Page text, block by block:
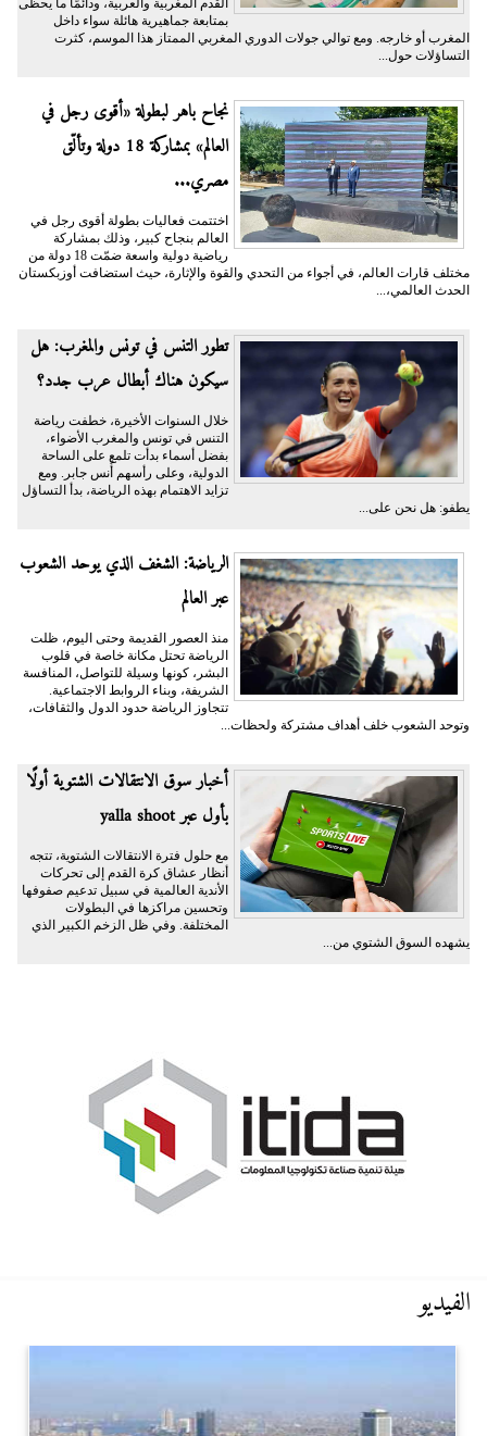
القدم المغربية والعربية، ودائمًا ما يحظى
بمتابعة جماهيرية هائلة سواء داخل
المغرب أو خارجه. ومع توالي جولات الدوري المغربي الممتاز هذا الموسم، كثرت
التساؤلات حول...
نجاح باهر لبطولة «أقوى رجل في
العالم» بمشاركة 18 دولة وتألّق
مصري...
اختتمت فعاليات بطولة أقوى رجل في
العالم بنجاح كبير، وذلك بمشاركة
رياضية دولية واسعة ضمّت 18 دولة من
مختلف قارات العالم، في أجواء من التحدي والقوة والإثارة، حيث استضافت أوزبكستان
الحدث العالمي،...
تطور التنس في تونس والمغرب: هل
سيكون هناك أبطال عرب جدد؟
خلال السنوات الأخيرة، خطفت رياضة
التنس في تونس والمغرب الأضواء،
بفضل أسماء بدأت تلمع على الساحة
الدولية، وعلى رأسهم أُنس جابر. ومع
تزايد الاهتمام بهذه الرياضة، بدأ التساؤل
يطفو: هل نحن على...
الرياضة: الشغف الذي يوحد الشعوب
عبر العالم
منذ العصور القديمة وحتى اليوم، ظلت
الرياضة تحتل مكانة خاصة في قلوب
البشر، كونها وسيلة للتواصل، المنافسة
الشريفة، وبناء الروابط الاجتماعية.
تتجاوز الرياضة حدود الدول والثقافات،
وتوحد الشعوب خلف أهداف مشتركة ولحظات...
أخبار سوق الانتقالات الشتوية أولًا
بأول عبر yalla shoot
مع حلول فترة الانتقالات الشتوية، تتجه
أنظار عشاق كرة القدم إلى تحركات
الأندية العالمية في سبيل تدعيم صفوفها
وتحسين مراكزها في البطولات
المختلفة. وفي ظل الزخم الكبير الذي
يشهده السوق الشتوي من...
الفيديو